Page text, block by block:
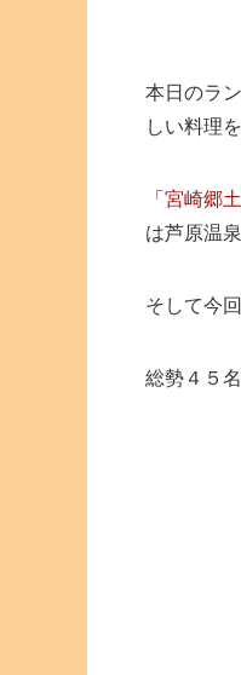
本日のラ
しい料理
「 宮崎郷
は芦原温
そして今
総勢４５